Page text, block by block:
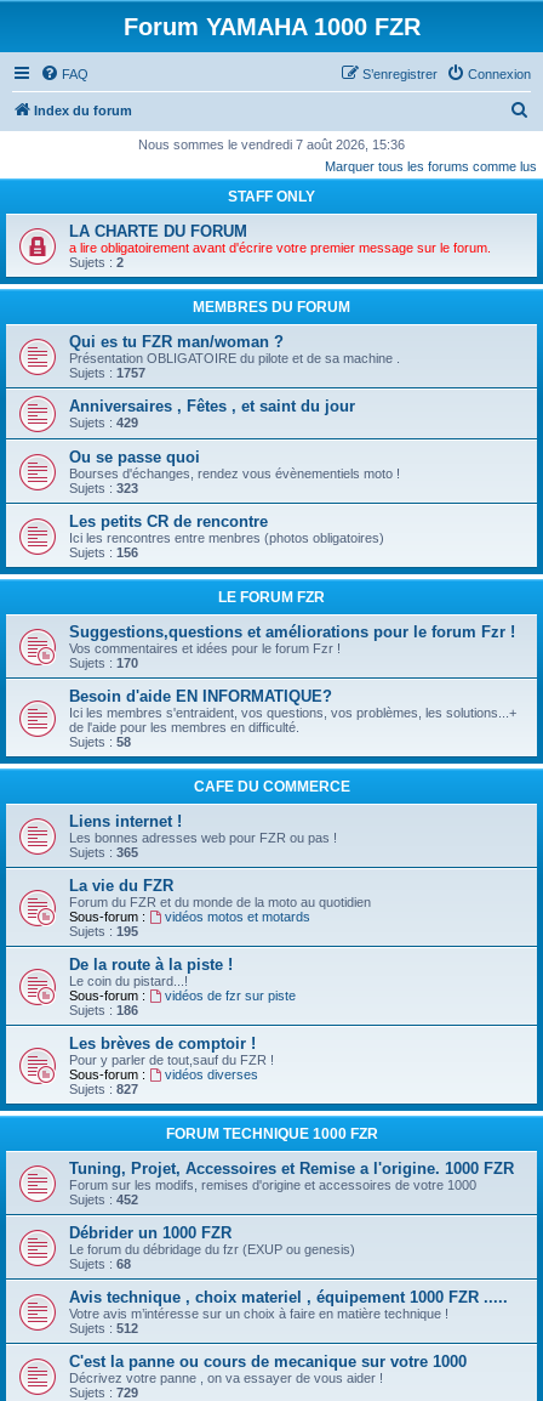
Forum YAMAHA 1000 FZR
FAQ Connexion
S’enregistrer
Index du forum
c
c
Nous sommes le vendredi 7 août 2026, 15:36
Marquer tous les forums comme lus
STAFF ONLY
LA CHARTE DU FORUM
a lire obligatoirement avant d'écrire votre premier message sur le forum.
Sujets : 2
MEMBRES DU FORUM
Qui es tu FZR man/woman ?
Présentation OBLIGATOIRE du pilote et de sa machine .
Sujets : 1757
Anniversaires , Fêtes , et saint du jour
Sujets : 429
Ou se passe quoi
Bourses d'échanges, rendez vous évènementiels moto !
Sujets : 323
Les petits CR de rencontre
Ici les rencontres entre menbres (photos obligatoires)
Sujets : 156
LE FORUM FZR
Suggestions,questions et améliorations pour le forum Fzr !
Vos commentaires et idées pour le forum Fzr !
Sujets : 170
Besoin d'aide EN INFORMATIQUE?
Ici les membres s'entraident, vos questions, vos problèmes, les solutions...+
de l'aide pour les membres en difficulté.
Sujets : 58
CAFE DU COMMERCE
Liens internet !
Les bonnes adresses web pour FZR ou pas !
Sujets : 365
La vie du FZR
Forum du FZR et du monde de la moto au quotidien
Sous-forum :
vidéos motos et motards
Sujets : 195
De la route à la piste !
Le coin du pistard...!
Sous-forum :
vidéos de fzr sur piste
Sujets : 186
Les brèves de comptoir !
Pour y parler de tout,sauf du FZR !
Sous-forum :
vidéos diverses
Sujets : 827
FORUM TECHNIQUE 1000 FZR
Tuning, Projet, Accessoires et Remise a l'origine. 1000 FZR
Forum sur les modifs, remises d'origine et accessoires de votre 1000
Sujets : 452
Débrider un 1000 FZR
Le forum du débridage du fzr (EXUP ou genesis)
Sujets : 68
Avis technique , choix materiel , équipement 1000 FZR .....
Votre avis m’intéresse sur un choix à faire en matière technique !
Sujets : 512
C'est la panne ou cours de mecanique sur votre 1000
Décrivez votre panne , on va essayer de vous aider !
Sujets : 729